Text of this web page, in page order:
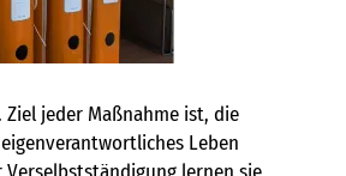
jeder Maßnahme ist, die
Leben